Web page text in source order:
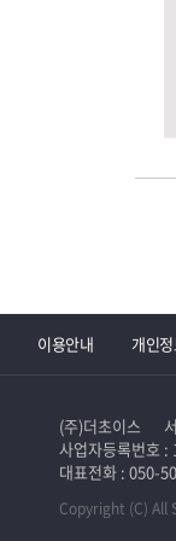
이용안내 개인
(주)더초이스
사업자등록번호
대표전화 : 050-
Copyright (C) All